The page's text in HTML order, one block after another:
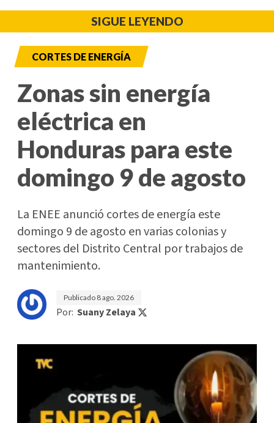
SIGUE LEYENDO
CORTES DE ENERGÍA
Zonas sin energía
eléctrica en
Honduras para este
domingo 9 de agosto
La ENEE anunció cortes de energía este
domingo 9 de agosto en varias colonias y
sectores del Distrito Central por trabajos de
mantenimiento.
Publicado 8 ago. 2026
Por: Suany Zelaya